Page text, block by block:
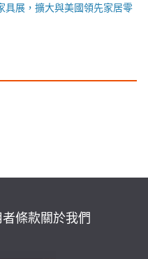
展，擴大與美國領先家居零
條款關於我們